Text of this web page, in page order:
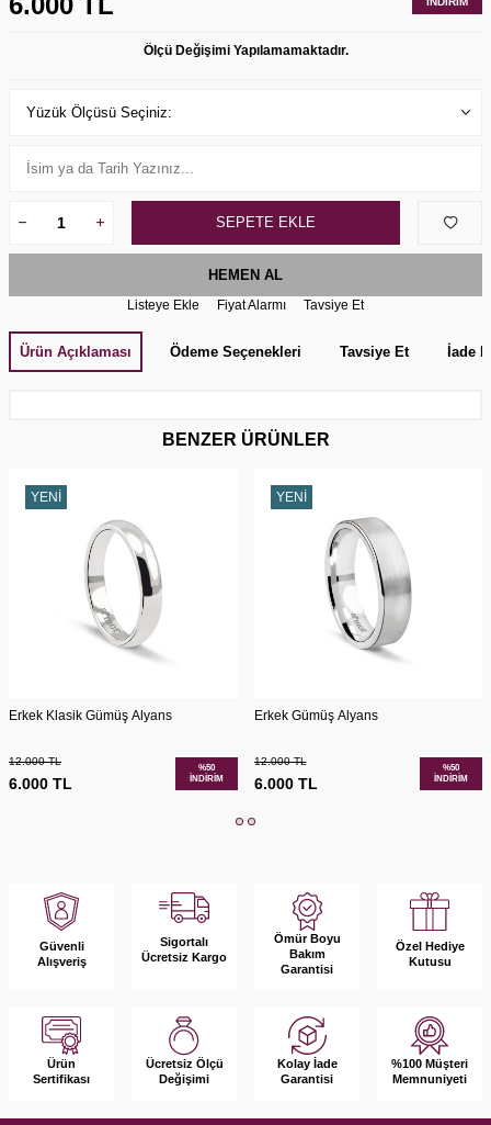
Ölçü Değişimi Yapılamamaktadır.
SEPETE EKLE
HEMEN AL
Listeye Ekle Fiyat Alarmı Tavsiye Et
Ürün Açıklaması Ödeme Seçenekleri Tavsiye Et İade
BENZER ÜRÜNLER
YENI
Erkek Klasik Gümüş Alyans
12.000TL
6.000 TL
%50
İNDIRIM
YENI
Erkek Gümüş Alyans
12.000TL
6.000TL
%50
İNDIRIM
Güvenli
Alışveriş
Sigortalı
Ücretsiz Kargo
Ömür Boyu
Bakım
Garantisi
Özel Hediye
Kutusu
Ürün
Sertifikası
Ücretsiz Ölçü
Değişimi
Kolay İade
Garantisi
%100 Müşteri
Memnuniyeti